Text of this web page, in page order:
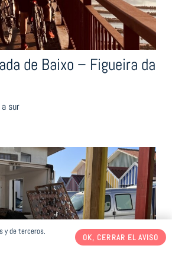
de Baixo – Figueira da
sur
y de terceros.
OK, CERRAR EL AVISO